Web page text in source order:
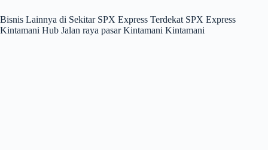
Bisnis Lainnya di Sekitar SPX Express Terdekat SPX Express
Kintamani Hub Jalan raya pasar Kintamani Kintamani